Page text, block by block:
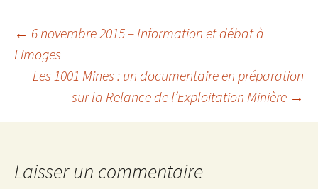
Navigation
des
articles
← 6 novembre 2015 – Information et débat à
Limoges
Les 1001 Mines : un documentaire en préparation
sur la Relance de l’Exploitation Minière →
Laisser un commentaire